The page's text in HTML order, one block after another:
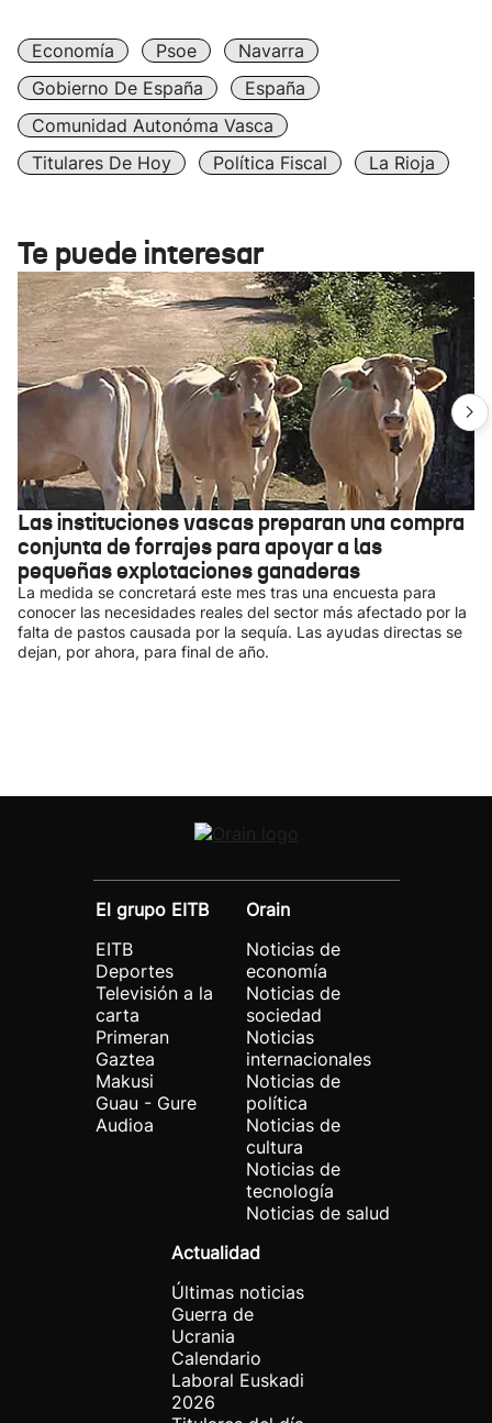
Economía Psoe
Navarra
Gobierno De España
España
Comunidad Autonóma Vasca
Titulares De Hoy
Política Fiscal La Rioja
Te puede interesar
Las instituciones vascas preparan una compra
conjunta de forrajes para apoyar a las
pequeñas explotaciones ganaderas
La medida se concretará este mes tras una encuesta para
conocer las necesidades reales del sector más afectado por la
falta de pastos causada por la sequía. Las ayudas directas se
dejan, por ahora, para final de año.
El grupo EITB
EITB
Deportes
Televisión a la
carta
Primeran
Gaztea
Makusi
Guau - Gure
Audioa
Orain
Noticias de
economía
Noticias de
sociedad
Noticias
internacionales
Noticias de
política
Noticias de
cultura
Noticias de
tecnología
Noticias de salud
Actualidad
Últimas noticias
Guerra de
Ucrania
Calendario
Laboral Euskadi
2026